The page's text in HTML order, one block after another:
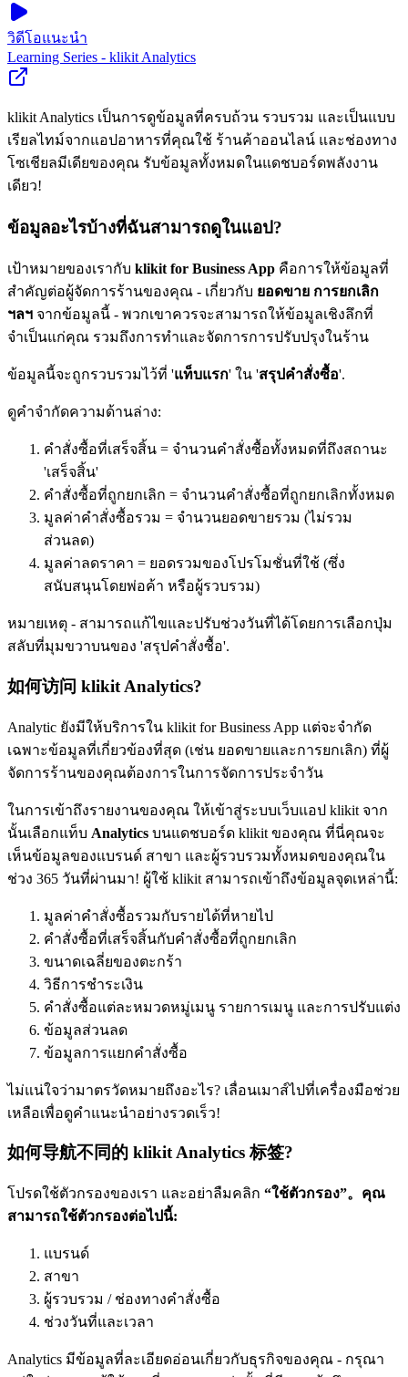
วิดีโอแนะนำ
Learning Series - klikit Analytics
klikit Analytics เป็นการดูข้อมูลที่ครบถ้วน รวบรวม และเป็นแบบ
เรียลไทม์จากแอปอาหารที่คุณใช้ ร้านค้าออนไลน์ และช่องทาง
โซเชียลมีเดียของคุณ รับข้อมูลทั้งหมดในแดชบอร์ดพลังงาน
เดียว!
ข้อมูลอะไรบ้างที่ฉันสามารถดูในแอป?
เป้าหมายของเรากับ klikit for Business App คือการให้ข้อมูลที่
สำคัญต่อผู้จัดการร้านของคุณ - เกี่ยวกับ ยอดขาย การยกเลิก
ฯลฯ จากข้อมูลนี้ - พวกเขาควรจะสามารถให้ข้อมูลเชิงลึกที่
จำเป็นแก่คุณ รวมถึงการทำและจัดการการปรับปรุงในร้าน
ข้อมูลนี้จะถูกรวบรวมไว้ที่ 'แท็บแรก' ใน 'สรุปคำสั่งซื้อ'.
ดูคำจำกัดความด้านล่าง:
คำสั่งซื้อที่เสร็จสิ้น = จำนวนคำสั่งซื้อทั้งหมดที่ถึงสถานะ
'เสร็จสิ้น'
คำสั่งซื้อที่ถูกยกเลิก = จำนวนคำสั่งซื้อที่ถูกยกเลิกทั้งหมด
มูลค่าคำสั่งซื้อรวม = จำนวนยอดขายรวม (ไม่รวม
ส่วนลด)
มูลค่าลดราคา = ยอดรวมของโปรโมชั่นที่ใช้ (ซึ่ง
สนับสนุนโดยพ่อค้า หรือผู้รวบรวม)
หมายเหตุ - สามารถแก้ไขและปรับช่วงวันที่ได้โดยการเลือกปุ่ม
สลับที่มุมขวาบนของ 'สรุปคำสั่งซื้อ'.
如何访问 klikit Analytics?
Analytic ยังมีให้บริการใน klikit for Business App แต่จะจำกัด
เฉพาะข้อมูลที่เกี่ยวข้องที่สุด (เช่น ยอดขายและการยกเลิก) ที่ผู้
จัดการร้านของคุณต้องการในการจัดการประจำวัน
ในการเข้าถึงรายงานของคุณ ให้เข้าสู่ระบบเว็บแอป klikit จาก
นั้นเลือกแท็บ Analytics บนแดชบอร์ด klikit ของคุณ ที่นี่คุณจะ
เห็นข้อมูลของแบรนด์ สาขา และผู้รวบรวมทั้งหมดของคุณใน
ช่วง 365 วันที่ผ่านมา! ผู้ใช้ klikit สามารถเข้าถึงข้อมูลจุดเหล่านี้:
มูลค่าคำสั่งซื้อรวมกับรายได้ที่หายไป
คำสั่งซื้อที่เสร็จสิ้นกับคำสั่งซื้อที่ถูกยกเลิก
ขนาดเฉลี่ยของตะกร้า
วิธีการชำระเงิน
คำสั่งซื้อแต่ละหมวดหมู่เมนู รายการเมนู และการปรับแต่ง
ข้อมูลส่วนลด
ข้อมูลการแยกคำสั่งซื้อ
ไม่แน่ใจว่ามาตรวัดหมายถึงอะไร? เลื่อนเมาส์ไปที่เครื่องมือช่วย
เหลือเพื่อดูคำแนะนำอย่างรวดเร็ว!
如何导航不同的 klikit Analytics 标签?
โปรดใช้ตัวกรองของเรา และอย่าลืมคลิก “ใช้ตัวกรอง”。คุณ
สามารถใช้ตัวกรองต่อไปนี้:
แบรนด์
สาขา
ผู้รวบรวม / ช่องทางคำสั่งซื้อ
ช่วงวันที่และเวลา
Analytics มีข้อมูลที่ละเอียดอ่อนเกี่ยวกับธุรกิจของคุณ - กรุณา